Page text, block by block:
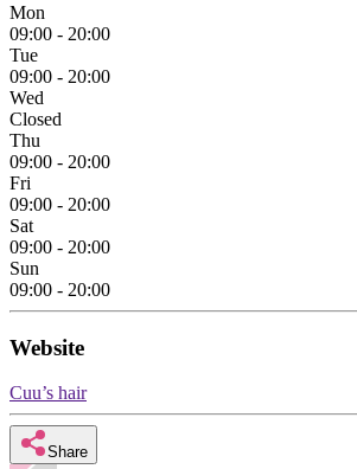
Mon
09:00 - 20:00
Tue
09:00 - 20:00
Wed
Closed
Thu
09:00 - 20:00
Fri
09:00 - 20:00
Sat
09:00 - 20:00
Sun
09:00 - 20:00
Website
Cuu’s hair
Share